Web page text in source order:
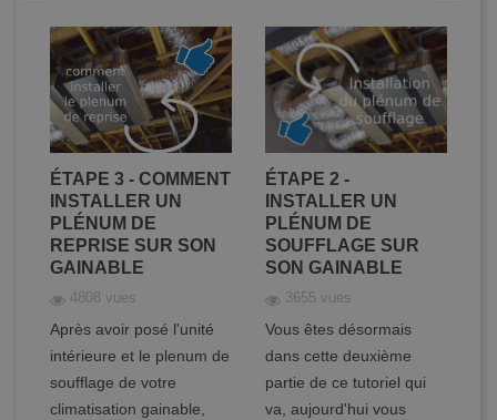
ÉTAPE 3 - COMMENT
INSTALLER UN
PLÉNUM DE
REPRISE SUR SON
GAINABLE
4808 vues
Après avoir posé l'unité
intérieure et le plenum de
soufflage de votre
climatisation gainable,
ÉTAPE 2 -
INSTALLER UN
PLÉNUM DE
SOUFFLAGE SUR
SON GAINABLE
3655 vues
Vous êtes désormais
dans cette deuxième
partie de ce tutoriel qui
va, aujourd'hui vous